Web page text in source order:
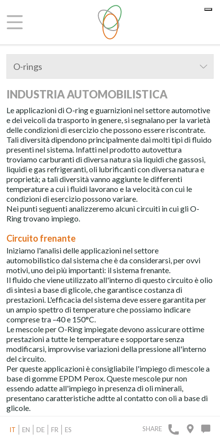
O-rings
INDUSTRIA AUTOMOBILISTICA
Le applicazioni di O-ring e guarnizioni nel settore automotive
e dei veicoli da trasporto in genere, si segnalano per la varietà
delle condizioni di esercizio che possono essere riscontrate.
Tali diversità dipendono principalmente dai molti tipi di fluido
presenti nel sistema. Infatti nel prodotto autovettura
troviamo carburanti di diversa natura sia liquidi che gassosi,
liquidi e gas refrigeranti, oli lubrificanti con diversa natura e
proprietà; a tali diversità vanno aggiunte le differenti
temperature a cui i fluidi lavorano e la velocità con cui le
condizioni di esercizio possono variare.
Nei punti seguenti analizzeremo alcuni circuiti in cui gli O-
Ring trovano impiego.
Circuito frenante
Iniziamo l'analisi delle applicazioni nel settore
automobilistico dal sistema che è da considerarsi, per ovvi
motivi, uno dei più importanti: il sistema frenante.
Il fluido che viene utilizzato all'interno di questo circuito è olio
di sintesi a base di glicole, che garantisce costanza di
prestazioni. L'efficacia del sistema deve essere garantita per
un ampio spettro di temperature che possiamo indicare
comprese tra –40 e 150°C.
Le mescole per O-Ring impiegate devono assicurare ottime
prestazioni a tutte le temperature e sopportare senza
modificarsi, improvvise variazioni della pressione all'interno
del circuito.
Per queste applicazioni è consigliabile l'impiego di mescole a
base di gomme EPDM Perox. Queste mescole pur non
essendo adatte all'impiego in presenza di oli minerali,
presentano caratteristiche adtte al contatto con oli a base di
glicole.
Circuiti di lubrificazione
IT EN DE FR ES SHARE
Informativa sulla raccolta
Le tue preferenze relative alla privacy